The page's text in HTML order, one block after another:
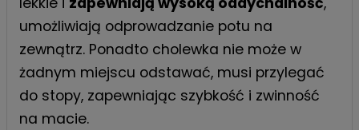
umożliwiają odprowadzanie potu na
zewnątrz. Ponadto cholewka nie może w
żadnym miejscu odstawać, musi przylegać
do stopy, zapewniając szybkość i zwinność
na macie.